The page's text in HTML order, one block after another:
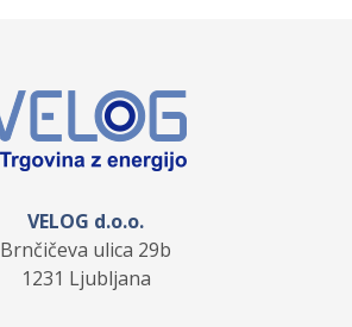
VELOG d.o.o.
Brnčičeva ulica 29b
1231 Ljubljana